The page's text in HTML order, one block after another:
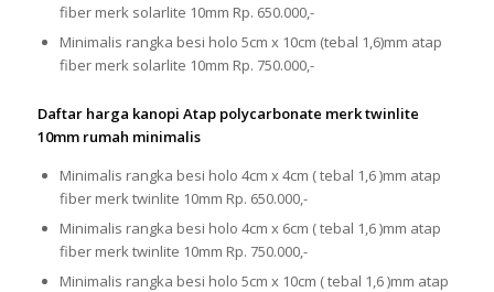
fiber merk solarlite 10mm Rp. 650.000,-
Minimalis rangka besi holo 5cm x 10cm (tebal 1,6)mm atap
fiber merk solarlite 10mm Rp. 750.000,-
Daftar harga kanopi Atap polycarbonate merk twinlite
10mm rumah minimalis
Minimalis rangka besi holo 4cm x 4cm ( tebal 1,6 )mm atap
fiber merk twinlite 10mm Rp. 650.000,-
Minimalis rangka besi holo 4cm x 6cm ( tebal 1,6 )mm atap
fiber merk twinlite 10mm Rp. 750.000,-
Minimalis rangka besi holo 5cm x 10cm ( tebal 1,6 )mm atap